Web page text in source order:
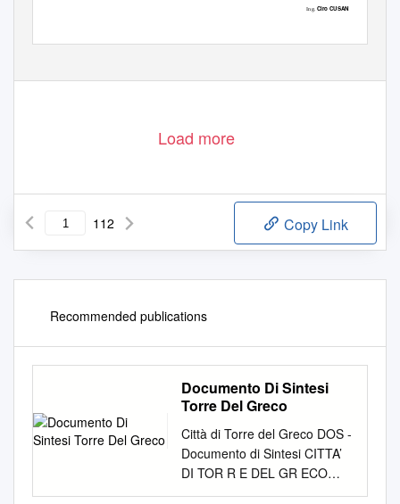
Ing. Ciro CUSANO
Load more
112 Copy Link
Recommended publications
Documento Di Sintesi
Torre Del Greco
Città di Torre del Greco DOS -
Documento di Sintesi CITTA’
DI TOR R E DEL GR ECO
PROVINCIA DI NAPOLI 4 A -